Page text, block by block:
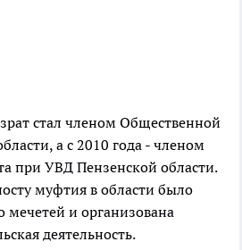
стал членом Общественной
а с 2010 года - членом
при УВД Пензенской области.
муфтия в области было
мечетей и организована
деятельность.